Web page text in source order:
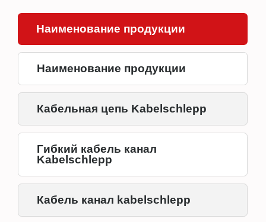
Наименование продукции
Наименование продукции
Кабельная цепь Kabelschlepp
Гибкий кабель канал
Kabelschlepp
Кабель канал kabelschlepp